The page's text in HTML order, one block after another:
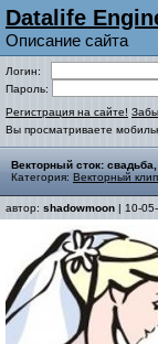
Datalife
Описание сайта
Логин:
Пароль:
Регистрация на сайте!
Вы просматриваете
Векторный сток:
Категория: Векторный
автор: shadowmoon | 10-